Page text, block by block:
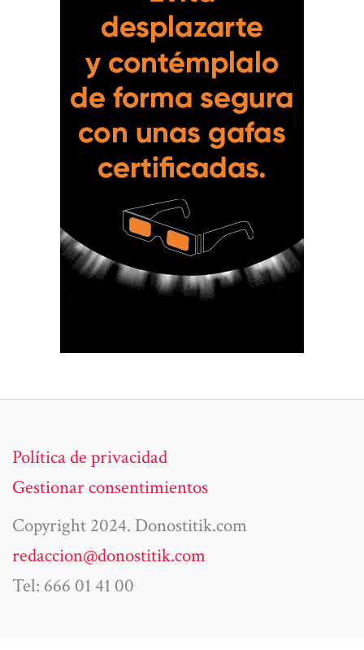
Política de privacidad
Gestionar consentimientos
Copyright 2024. Donostitik.com
redaccion@donostitik.com
Tel: 666 01 41 00